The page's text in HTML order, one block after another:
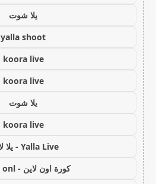
يلا شوت
yalla shoot
koora live
koora live
يلا شوت
koora live
Yalla Live - يلا لايف
كورة اون لاين - koora onl